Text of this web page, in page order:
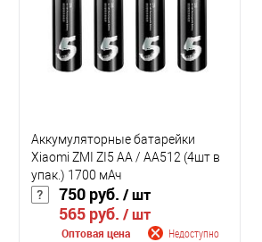
В избранное
Недоступно
Цвет
Аккумуляторные батарейки
Xiaomi ZMI ZI5 AA / AA512 (4шт в
упак.) 1700 мАч
750 руб./ шт
565 руб./ шт
Оптовая цена Недоступно